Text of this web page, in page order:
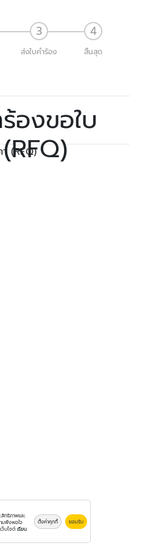
ส่งใบคำร้อง สิ้นสุด
องขอใบ
(RFQ)
สิทธิภาพและ
มพึงพอใจ
ว็บไซต์ เรียน
ตั้งค่าคุกกี้ ยอมรับ